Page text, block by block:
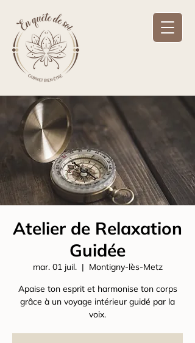
Atelier de Relaxation
Guidée
mar. 01 juil.
  |
Montigny-lès-Metz
Apaise ton esprit et harmonise ton corps
grâce à un voyage intérieur guidé par la
voix.